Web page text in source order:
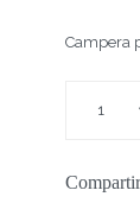
Campera
1